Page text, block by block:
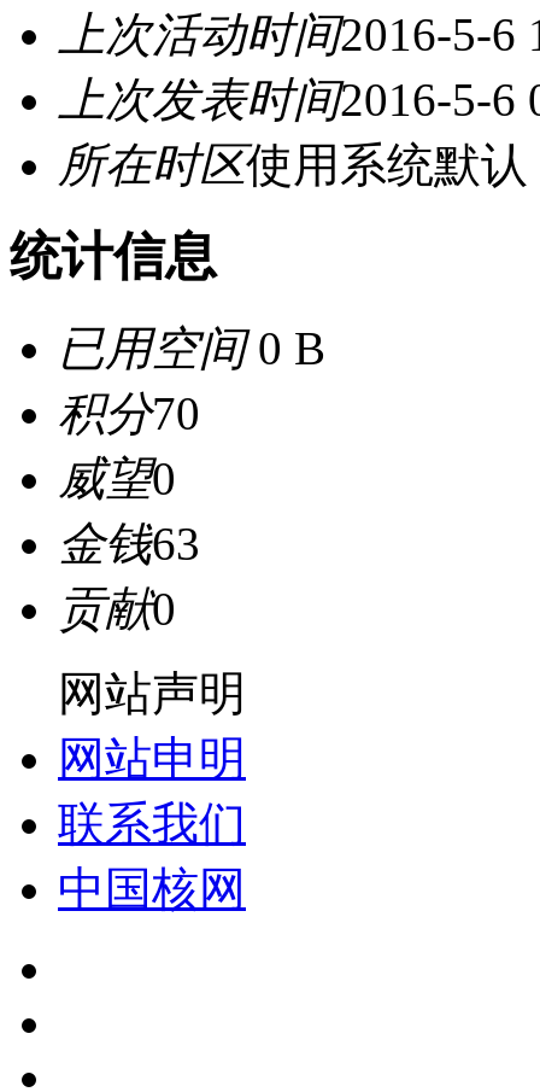
上次活动时间2016-5-6
上次发表时间2016-5-6
所在时区使用系统默认
统计信息
已用空间0 B
积分70
威望0
金钱63
贡献0
网站声明
网站申明
联系我们
中国核网